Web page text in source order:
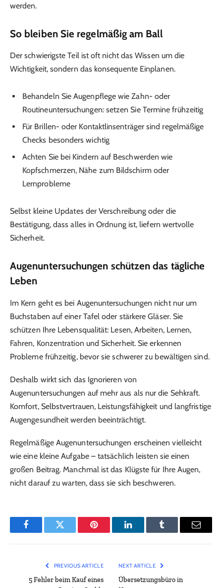
werden.
So bleiben Sie regelmäßig am Ball
Der schwierigste Teil ist oft nicht das Wissen um die
Wichtigkeit, sondern das konsequente Einplanen.
Behandeln Sie Augenpflege wie Zahn- oder
Routineuntersuchungen: setzen Sie Termine frühzeitig
Für Brillen- oder Kontaktlinsenträger sind regelmäßige
Checks besonders wichtig
Achten Sie bei Kindern auf Beschwerden wie
Kopfschmerzen, Nähe zum Bildschirm oder
Lernprobleme
Selbst kleine Updates der Verschreibung oder die
Bestätigung, dass alles in Ordnung ist, liefern wertvolle
Sicherheit.
Augenuntersuchungen schützen das tägliche
Leben
Im Kern geht es bei Augenuntersuchungen nicht nur um
Buchstaben auf einer Tafel oder stärkere Gläser. Sie
schützen Ihre Lebensqualität: Lesen, Arbeiten, Lernen,
Fahren, Konzentration und Sicherheit. Sie erkennen
Probleme frühzeitig, bevor sie schwerer zu bewältigen sind.
Deshalb wirkt sich das Ignorieren von
Augenuntersuchungen auf mehr aus als nur die Sehkraft.
Komfort, Selbstvertrauen, Leistungsfähigkeit und langfristige
Augengesundheit werden beeinträchtigt.
Regelmäßige Augenuntersuchungen erscheinen vielleicht
wie eine kleine Aufgabe – tatsächlich leisten sie einen
großen Beitrag. Manchmal ist das Klügste für Ihre Augen,
nicht darauf zu warten, dass sie sich beschweren.
FacebookTwitter Pinterest LinkedInTumblr Email
PREVIOUS ARTICLE
5 Fehler beim Kauf eines
NEXT ARTICLE
Übersetzungsbüro in